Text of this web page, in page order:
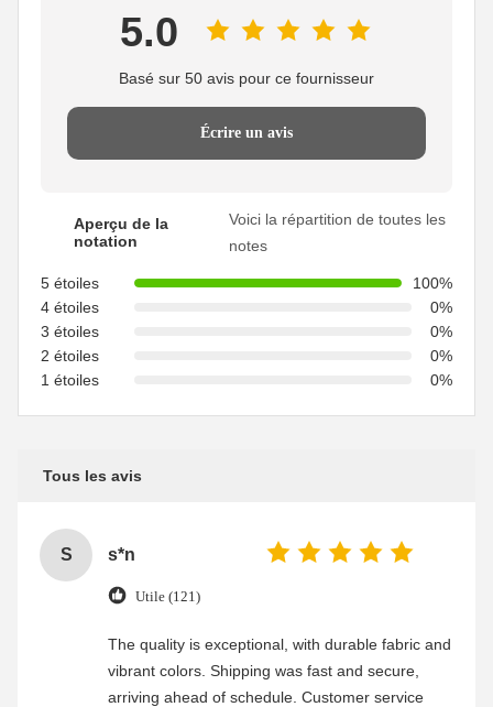
5.0
Basé sur 50 avis pour ce fournisseur
Écrire un avis
Aperçu de la
notation
Voici la répartition de toutes les
notes
5 étoiles
100%
4 étoiles
0%
3 étoiles
0%
2 étoiles
0%
1 étoiles
0%
Tous les avis
S s*n
Utile (121)
The quality is exceptional, with durable fabric and
vibrant colors. Shipping was fast and secure,
arriving ahead of schedule. Customer service